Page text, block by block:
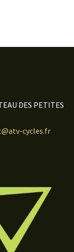
DES PETITES
cycles.fr